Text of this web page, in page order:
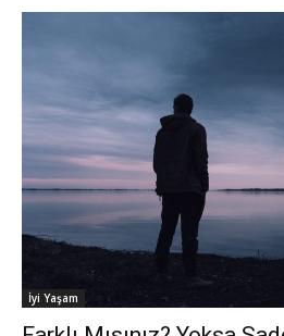
İyi Yaşam